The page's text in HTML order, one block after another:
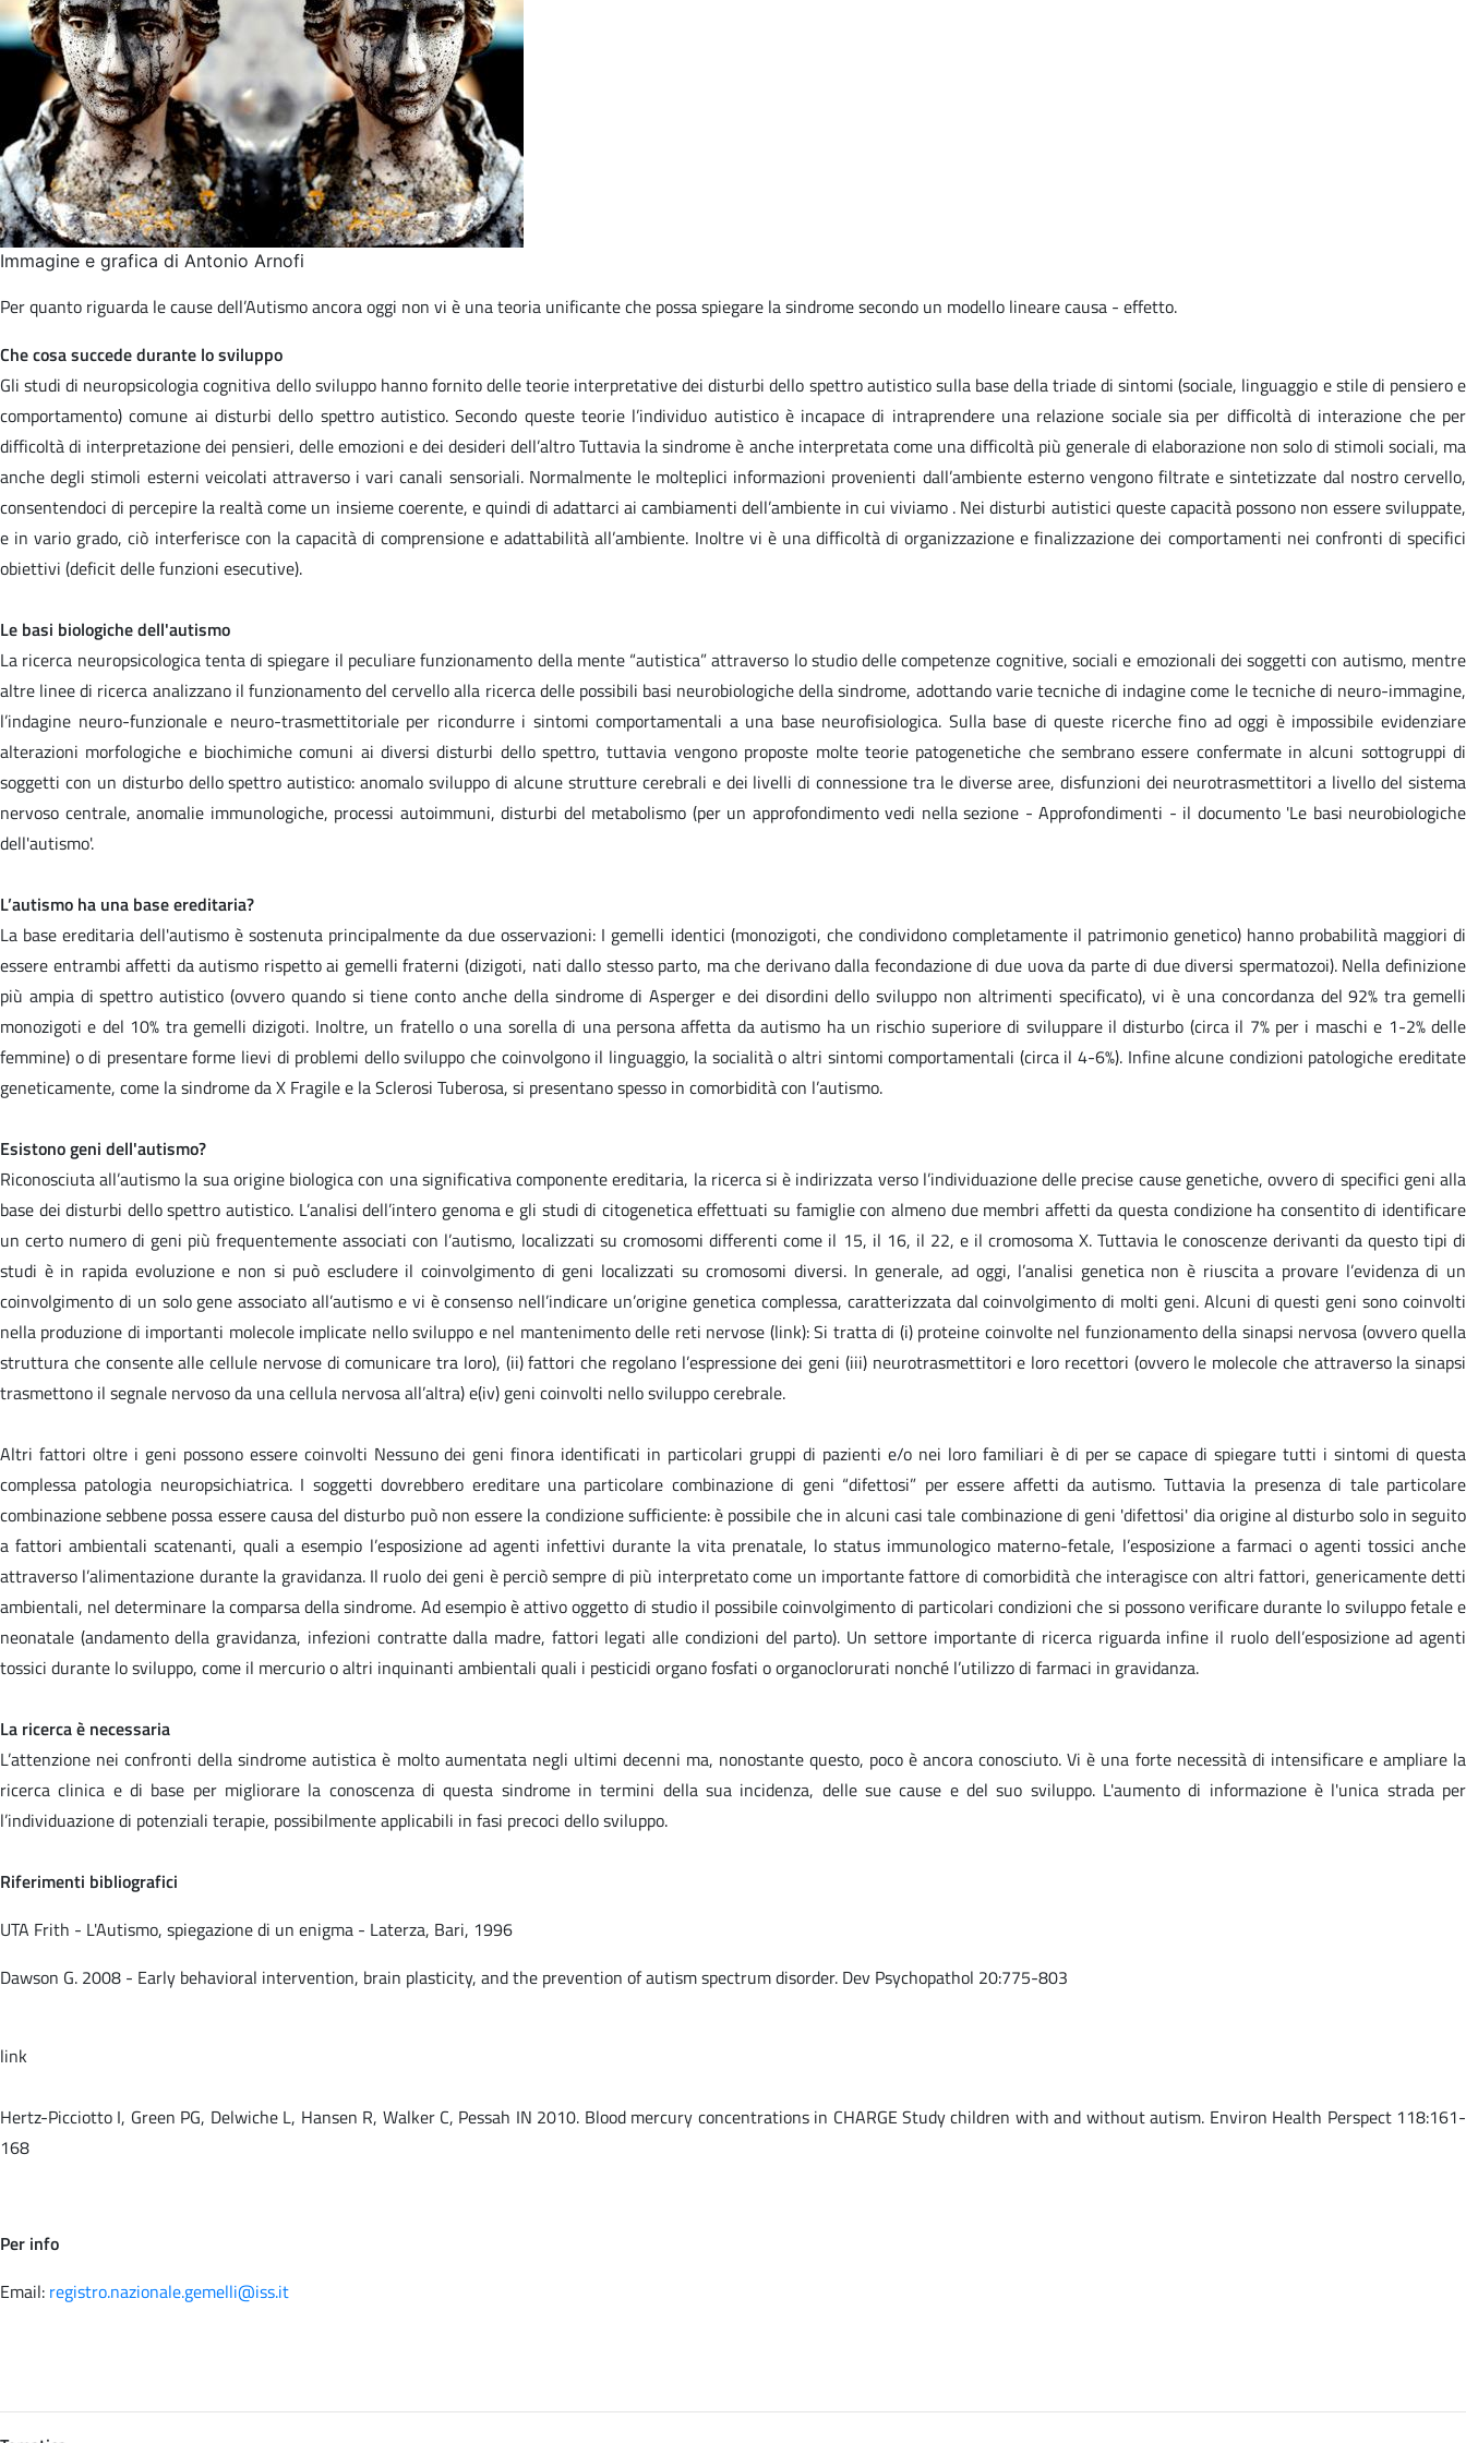
Immagine e grafica di Antonio Arnofi
Per quanto riguarda le cause dell’Autismo ancora oggi non vi è una teoria unificante che possa spiegare la sindrome secondo un modello lineare causa - effetto.
Che cosa succede durante lo sviluppo
Gli studi di neuropsicologia cognitiva dello sviluppo hanno fornito delle teorie interpretative dei disturbi dello spettro autistico sulla base della triade di sintomi (sociale, linguaggio e stile di pensiero e
comportamento) comune ai disturbi dello spettro autistico. Secondo queste teorie l’individuo autistico è incapace di intraprendere una relazione sociale sia per difficoltà di interazione che per
difficoltà di interpretazione dei pensieri, delle emozioni e dei desideri dell’altro Tuttavia la sindrome è anche interpretata come una difficoltà più generale di elaborazione non solo di stimoli sociali, ma
anche degli stimoli esterni veicolati attraverso i vari canali sensoriali. Normalmente le molteplici informazioni provenienti dall’ambiente esterno vengono filtrate e sintetizzate dal nostro cervello,
consentendoci di percepire la realtà come un insieme coerente, e quindi di adattarci ai cambiamenti dell’ambiente in cui viviamo . Nei disturbi autistici queste capacità possono non essere sviluppate,
e in vario grado, ciò interferisce con la capacità di comprensione e adattabilità all’ambiente. Inoltre vi è una difficoltà di organizzazione e finalizzazione dei comportamenti nei confronti di specifici
obiettivi (deficit delle funzioni esecutive).
Le basi biologiche dell'autismo
La ricerca neuropsicologica tenta di spiegare il peculiare funzionamento della mente “autistica” attraverso lo studio delle competenze cognitive, sociali e emozionali dei soggetti con autismo, mentre
altre linee di ricerca analizzano il funzionamento del cervello alla ricerca delle possibili basi neurobiologiche della sindrome, adottando varie tecniche di indagine come le tecniche di neuro-immagine,
l’indagine neuro-funzionale e neuro-trasmettitoriale per ricondurre i sintomi comportamentali a una base neurofisiologica. Sulla base di queste ricerche fino ad oggi è impossibile evidenziare
alterazioni morfologiche e biochimiche comuni ai diversi disturbi dello spettro, tuttavia vengono proposte molte teorie patogenetiche che sembrano essere confermate in alcuni sottogruppi di
soggetti con un disturbo dello spettro autistico: anomalo sviluppo di alcune strutture cerebrali e dei livelli di connessione tra le diverse aree, disfunzioni dei neurotrasmettitori a livello del sistema
nervoso centrale, anomalie immunologiche, processi autoimmuni, disturbi del metabolismo (per un approfondimento vedi nella sezione - Approfondimenti - il documento 'Le basi neurobiologiche
dell'autismo'.
L’autismo ha una base ereditaria?
La base ereditaria dell'autismo è sostenuta principalmente da due osservazioni: I gemelli identici (monozigoti, che condividono completamente il patrimonio genetico) hanno probabilità maggiori di
essere entrambi affetti da autismo rispetto ai gemelli fraterni (dizigoti, nati dallo stesso parto, ma che derivano dalla fecondazione di due uova da parte di due diversi spermatozoi). Nella definizione
più ampia di spettro autistico (ovvero quando si tiene conto anche della sindrome di Asperger e dei disordini dello sviluppo non altrimenti specificato), vi è una concordanza del 92% tra gemelli
monozigoti e del 10% tra gemelli dizigoti. Inoltre, un fratello o una sorella di una persona affetta da autismo ha un rischio superiore di sviluppare il disturbo (circa il 7% per i maschi e 1-2% delle
femmine) o di presentare forme lievi di problemi dello sviluppo che coinvolgono il linguaggio, la socialità o altri sintomi comportamentali (circa il 4-6%). Infine alcune condizioni patologiche ereditate
geneticamente, come la sindrome da X Fragile e la Sclerosi Tuberosa, si presentano spesso in comorbidità con l’autismo.
Esistono geni dell'autismo?
Riconosciuta all’autismo la sua origine biologica con una significativa componente ereditaria, la ricerca si è indirizzata verso l’individuazione delle precise cause genetiche, ovvero di specifici geni alla
base dei disturbi dello spettro autistico. L’analisi dell’intero genoma e gli studi di citogenetica effettuati su famiglie con almeno due membri affetti da questa condizione ha consentito di identificare
un certo numero di geni più frequentemente associati con l’autismo, localizzati su cromosomi differenti come il 15, il 16, il 22, e il cromosoma X. Tuttavia le conoscenze derivanti da questo tipi di
studi è in rapida evoluzione e non si può escludere il coinvolgimento di geni localizzati su cromosomi diversi. In generale, ad oggi, l’analisi genetica non è riuscita a provare l’evidenza di un
coinvolgimento di un solo gene associato all’autismo e vi è consenso nell’indicare un’origine genetica complessa, caratterizzata dal coinvolgimento di molti geni. Alcuni di questi geni sono coinvolti
nella produzione di importanti molecole implicate nello sviluppo e nel mantenimento delle reti nervose (link): Si tratta di (i) proteine coinvolte nel funzionamento della sinapsi nervosa (ovvero quella
struttura che consente alle cellule nervose di comunicare tra loro), (ii) fattori che regolano l’espressione dei geni (iii) neurotrasmettitori e loro recettori (ovvero le molecole che attraverso la sinapsi
trasmettono il segnale nervoso da una cellula nervosa all’altra) e(iv) geni coinvolti nello sviluppo cerebrale.
Altri fattori oltre i geni possono essere coinvolti Nessuno dei geni finora identificati in particolari gruppi di pazienti e/o nei loro familiari è di per se capace di spiegare tutti i sintomi di questa
complessa patologia neuropsichiatrica. I soggetti dovrebbero ereditare una particolare combinazione di geni “difettosi” per essere affetti da autismo. Tuttavia la presenza di tale particolare
combinazione sebbene possa essere causa del disturbo può non essere la condizione sufficiente: è possibile che in alcuni casi tale combinazione di geni 'difettosi' dia origine al disturbo solo in seguito
a fattori ambientali scatenanti, quali a esempio l’esposizione ad agenti infettivi durante la vita prenatale, lo status immunologico materno-fetale, l’esposizione a farmaci o agenti tossici anche
attraverso l’alimentazione durante la gravidanza. Il ruolo dei geni è perciò sempre di più interpretato come un importante fattore di comorbidità che interagisce con altri fattori, genericamente detti
ambientali, nel determinare la comparsa della sindrome. Ad esempio è attivo oggetto di studio il possibile coinvolgimento di particolari condizioni che si possono verificare durante lo sviluppo fetale e
neonatale (andamento della gravidanza, infezioni contratte dalla madre, fattori legati alle condizioni del parto). Un settore importante di ricerca riguarda infine il ruolo dell’esposizione ad agenti
tossici durante lo sviluppo, come il mercurio o altri inquinanti ambientali quali i pesticidi organo fosfati o organoclorurati nonché l’utilizzo di farmaci in gravidanza.
La ricerca è necessaria
L’attenzione nei confronti della sindrome autistica è molto aumentata negli ultimi decenni ma, nonostante questo, poco è ancora conosciuto. Vi è una forte necessità di intensificare e ampliare la
ricerca clinica e di base per migliorare la conoscenza di questa sindrome in termini della sua incidenza, delle sue cause e del suo sviluppo. L'aumento di informazione è l'unica strada per
l’individuazione di potenziali terapie, possibilmente applicabili in fasi precoci dello sviluppo.
Riferimenti bibliografici
UTA Frith - L'Autismo, spiegazione di un enigma - Laterza, Bari, 1996
Dawson G. 2008 - Early behavioral intervention, brain plasticity, and the prevention of autism spectrum disorder. Dev Psychopathol 20:775-803
link
Hertz-Picciotto I, Green PG, Delwiche L, Hansen R, Walker C, Pessah IN 2010. Blood mercury concentrations in CHARGE Study children with and without autism. Environ Health Perspect 118:161-
168
Per info
Email: registro.nazionale.gemelli@iss.it